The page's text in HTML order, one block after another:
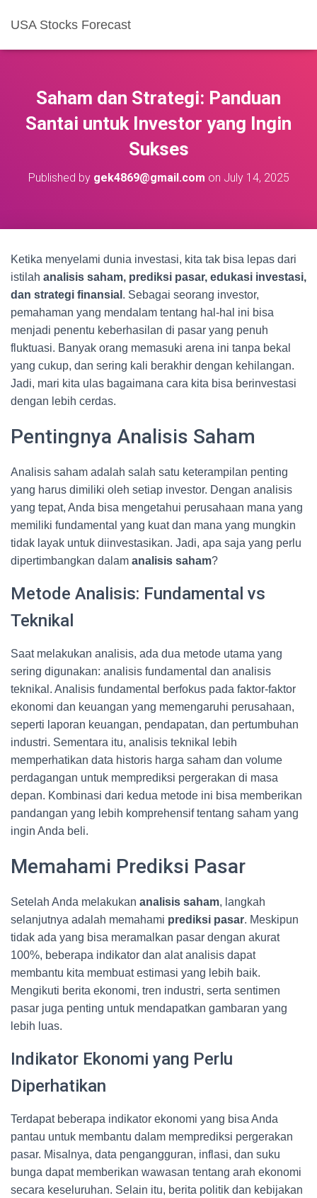
USA Stocks Forecast
Saham dan Strategi: Panduan
Santai untuk Investor yang Ingin
Sukses
Published by gek4869@gmail.com on July 14, 2025
Ketika menyelami dunia investasi, kita tak bisa lepas dari
istilah analisis saham, prediksi pasar, edukasi investasi,
dan strategi finansial . Sebagai seorang investor,
pemahaman yang mendalam tentang hal-hal ini bisa
menjadi penentu keberhasilan di pasar yang penuh
fluktuasi. Banyak orang memasuki arena ini tanpa bekal
yang cukup, dan sering kali berakhir dengan kehilangan.
Jadi, mari kita ulas bagaimana cara kita bisa berinvestasi
dengan lebih cerdas.
Pentingnya Analisis Saham
Analisis saham adalah salah satu keterampilan penting
yang harus dimiliki oleh setiap investor. Dengan analisis
yang tepat, Anda bisa mengetahui perusahaan mana yang
memiliki fundamental yang kuat dan mana yang mungkin
tidak layak untuk diinvestasikan. Jadi, apa saja yang perlu
dipertimbangkan dalam analisis saham?
Metode Analisis: Fundamental vs
Teknikal
Saat melakukan analisis, ada dua metode utama yang
sering digunakan: analisis fundamental dan analisis
teknikal. Analisis fundamental berfokus pada faktor-faktor
ekonomi dan keuangan yang memengaruhi perusahaan,
seperti laporan keuangan, pendapatan, dan pertumbuhan
industri. Sementara itu, analisis teknikal lebih
memperhatikan data historis harga saham dan volume
perdagangan untuk memprediksi pergerakan di masa
depan. Kombinasi dari kedua metode ini bisa memberikan
pandangan yang lebih komprehensif tentang saham yang
ingin Anda beli.
Memahami Prediksi Pasar
Setelah Anda melakukan analisis saham, langkah
selanjutnya adalah memahami prediksi pasar. Meskipun
tidak ada yang bisa meramalkan pasar dengan akurat
100%, beberapa indikator dan alat analisis dapat
membantu kita membuat estimasi yang lebih baik.
Mengikuti berita ekonomi, tren industri, serta sentimen
pasar juga penting untuk mendapatkan gambaran yang
lebih luas.
Indikator Ekonomi yang Perlu
Diperhatikan
Terdapat beberapa indikator ekonomi yang bisa Anda
pantau untuk membantu dalam memprediksi pergerakan
pasar. Misalnya, data pengangguran, inflasi, dan suku
bunga dapat memberikan wawasan tentang arah ekonomi
secara keseluruhan. Selain itu, berita politik dan kebijakan